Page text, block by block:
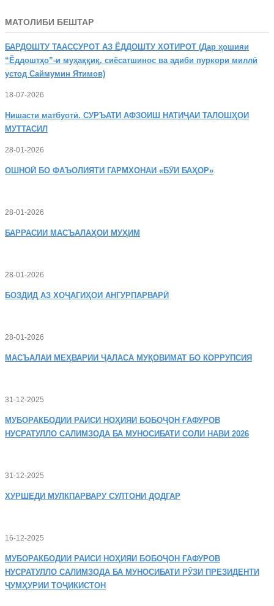
МАТОЛИБИ БЕШТАР
БАРДОШТУ ТААССУРОТ АЗ ЁДДОШТУ ХОТИРОТ (Дар ҳошияи
“Ёддоштҳо”-и муҳаққиқ, сиёсатшинос ва адиби пуркори миллӣ
устод Саймумин Ятимов)
18-07-2026
Нишасти матбуотӣ. СУРЪАТИ АФЗОИШ НАТИҶАИ ТАЛОШҲОИ
МУТТАСИЛ
28-01-2026
ОШНОӢ БО ФАЪОЛИЯТИ ГАРМХОНАИ «БӮИ БАҲОР»
28-01-2026
БАРРАСИИ МАСЪАЛАҲОИ МУҲИМ
28-01-2026
БОЗДИД АЗ ХОҶАГИҲОИ АНГУРПАРВАРӢ
28-01-2026
МАСЪАЛАИ МЕҲВАРИИ ҶАЛАСА МУҚОВИМАТ БО КОРРУПСИЯ
31-12-2025
МУБОРАКБОДИИ РАИСИ НОҲИЯИ БОБОҶОН ҒАФУРОВ
НУСРАТУЛЛО САЛИМЗОДА БА МУНОСИБАТИ СОЛИ НАВИ 2026
31-12-2025
ХУРШЕДИ МУЛКПАРВАРУ СУЛТОНИ ДОДГАР
16-12-2025
МУБОРАКБОДИИ РАИСИ НОҲИЯИ БОБОҶОН ҒАФУРОВ
НУСРАТУЛЛО САЛИМЗОДА БА МУНОСИБАТИ РӮЗИ ПРЕЗИДЕНТИ
ҶУМҲУРИИ ТОҶИКИСТОН